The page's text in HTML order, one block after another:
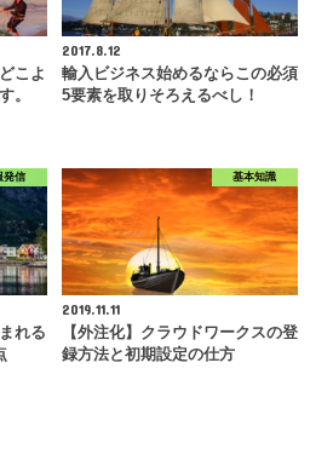
こよ
。
2017.8.12
輸入ビジネス始めるならこの必須
5要素を取りそろえるべし！
発信
れる
基本知識
2019.11.11
【外注化】クラウドワークスの登
録方法と初期設定の仕方